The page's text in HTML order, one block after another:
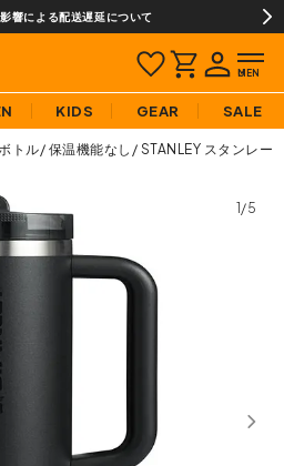
響による配送遅延について
KIDS GEAR SALE
トル 保温機能なし STANLEY スタンレー
1/5